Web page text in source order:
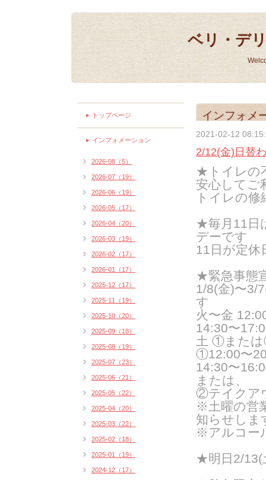
ベリ・デ
インフォメ
2021-02-12
2/12(金)日替
★トイレの
安心してご
トイレの
★毎月11日
デーです
11日が定休
★緊急事態
1/8(金)〜3/
す
火〜金
14:30〜
土 ①また
①12:00〜
14:30〜
または、
②テイクア
※土曜の営
知らせしま
※アルコー
★明日2/13(
トップページ
インフォメーション
2026-08（5）
2026-07（19）
2026-06（19）
2026-05（17）
2026-04（20）
2026-03（19）
2026-02（17）
2026-01（17）
2025-12（17）
2025-11（19）
2025-10（20）
2025-09（18）
2025-08（19）
2025-07（23）
2025-06（21）
2025-05（22）
2025-04（20）
2025-03（22）
2025-02（18）
2025-01（19）
2024-12（17）